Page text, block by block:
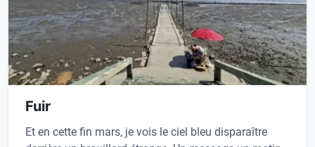
Fuir
Et en cette fin mars, je vois le ciel bleu disparaître